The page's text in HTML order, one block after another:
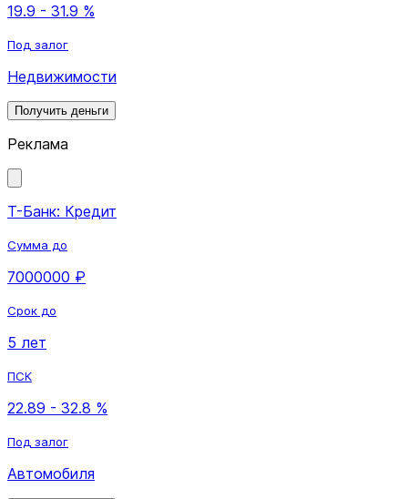
19.9 - 31.9 %
Под залог
Недвижимости
Получить деньги
Реклама
Т-Банк: Кредит
Сумма до
7000000 ₽
Срок до
5 лет
ПСК
22.89 - 32.8 %
Под залог
Автомобиля